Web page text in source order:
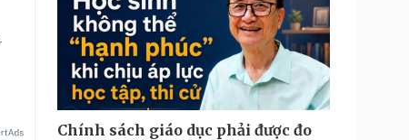
Chính sách giáo dục phải được đo